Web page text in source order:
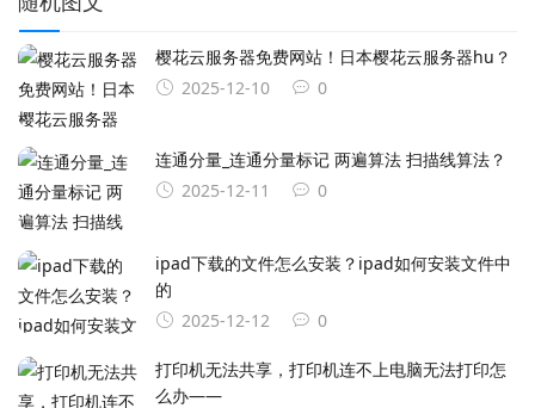
樱花云服务器免费网站！日本樱花云服务器hu？
2025-12-10
0
连通分量_连通分量标记 两遍算法 扫描线算法？
2025-12-11
0
ipad下载的文件怎么安装？ipad如何安装文件中
的
2025-12-12
0
打印机无法共享，打印机连不上电脑无法打印怎
么办——